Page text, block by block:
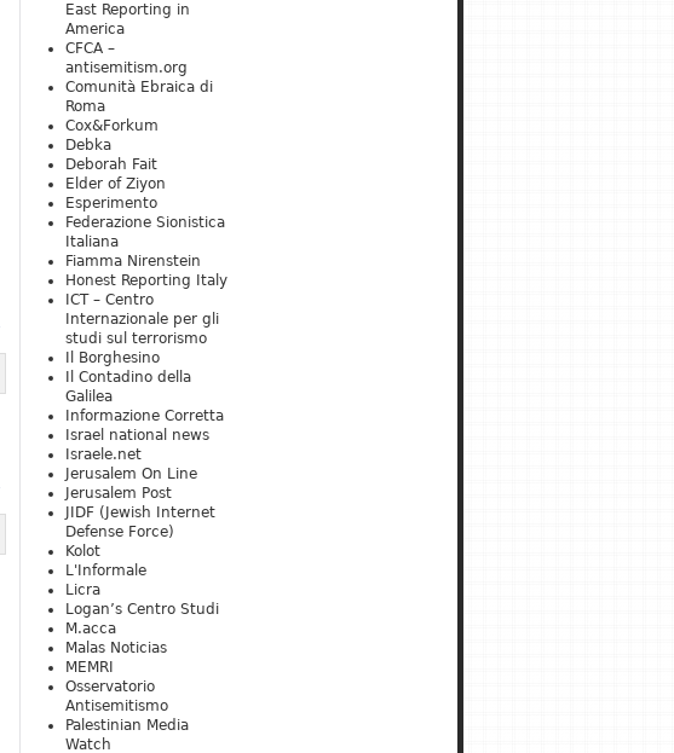
East Reporting in
America
CFCA –
antisemitism.org
Comunità Ebraica di
Roma
Cox&Forkum
Debka
Deborah Fait
Elder of Ziyon
Esperimento
Federazione Sionistica
Italiana
Fiamma Nirenstein
Honest Reporting Italy
ICT – Centro
Internazionale per gli
studi sul terrorismo
Il Borghesino
Il Contadino della
Galilea
Informazione Corretta
Israel national news
Israele.net
Jerusalem On Line
Jerusalem Post
JIDF (Jewish Internet
Defense Force)
Kolot
L'Informale
Licra
Logan’s Centro Studi
M.acca
Malas Noticias
MEMRI
Osservatorio
Antisemitismo
Palestinian Media
Watch